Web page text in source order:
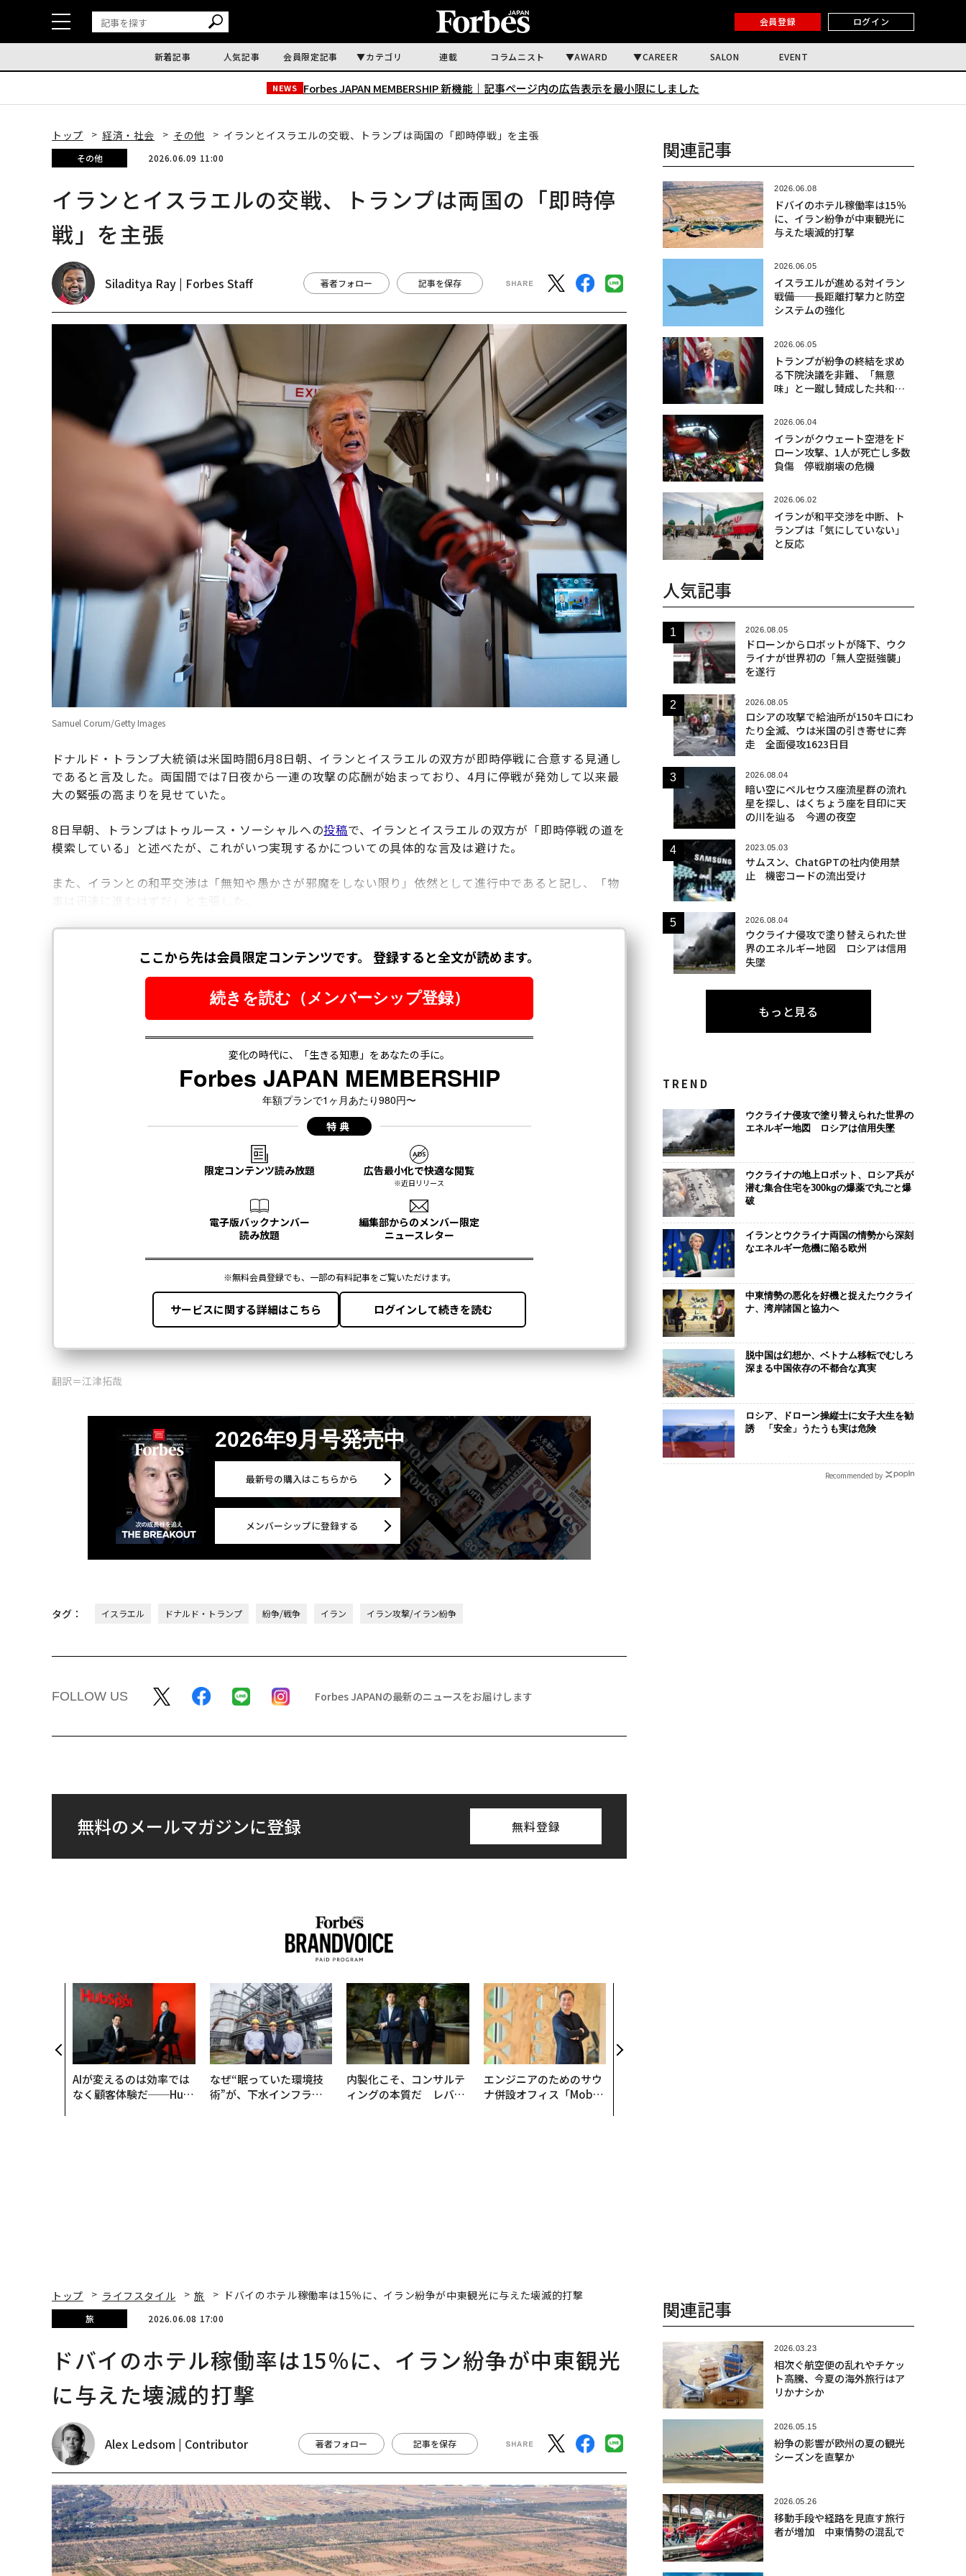
会員登録 ログイン
新着記事 人気記事 会員限定記事 カテゴリ 連載 コラムニスト AWARD CAREER SALON EVENT
NEWS Forbes JAPAN MEMBERSHIP 新機能｜ 記事ページ内の広告表示を最小限にしました
トップ 経済・社会 その他 イランとイスラエルの交戦、トランプは両国の「即時停戦」を主張
その他 2026.06.09 11:00
イランとイスラエルの交戦、トランプは両国の「即時停
戦」を主張
Siladitya Ray | Forbes Staff 著者フォロー 記事を保存
Samuel Corum/Getty Images
ドナルド・トランプ大統領は米国時間6月8日朝、イランとイスラエルの双方が即時停戦に合意する見通し
であると言及した。両国間では7日夜から一連の攻撃の応酬が始まっており、4月に停戦が発効して以来最
大の緊張の高まりを見せていた。
8日早朝、トランプはトゥルース・ソーシャルへの投稿で、イランとイスラエルの双方が「即時停戦の道を
模索している」と述べたが、これがいつ実現するかについての具体的な言及は避けた。
また、イランとの和平交渉は「無知や愚かさが邪魔をしない限り」依然として進行中であると記し、「物
翻訳＝江津拓哉
2026年9月号発売中
最新号の購入はこちらから
メンバーシップに登録する
タグ： イスラエル ドナルド・トランプ 紛争/戦争 イラン イラン攻撃/イラン紛争
FOLLOW US Forbes JAPANの最新のニュースをお届けします
無料のメールマガジンに登録 無料登録
AIが変えるのは効率では
なく顧客体験だ──Hub
なぜ“眠っていた環境技
術”が、下水インフラを
内製化こそ、コンサルテ
ィングの本質だ レバレ
エンジニアのためのサウ
ナ併設オフィス「Mobiu
関連記事
2026.06.08
ドバイのホテル稼働率は15％
に、イラン紛争が中東観光に
与えた壊滅的打撃
2026.06.05
イスラエルが進める対イラン
戦備──長距離打撃力と防空
システムの強化
2026.06.05
トランプが紛争の終結を求め
る下院決議を非難、「無意
味」と一蹴し賛成した共和党
2026.06.04
イランがクウェート空港をド
ローン攻撃、1人が死亡し多数
負傷 停戦崩壊の危機
2026.06.02
イランが和平交渉を中断、ト
ランプは「気にしていない」
と反応
人気記事
2026.08.05
ドローンからロボットが降下、ウク
ライナが世界初の「無人空挺強襲」
を遂行
2026.08.05
ロシアの攻撃で給油所が150キロにわ
たり全滅、ウは米国の引き寄せに奔
走 全面侵攻1623日目
2026.08.04
暗い空にペルセウス座流星群の流れ
星を探し、はくちょう座を目印に天
の川を辿る 今週の夜空
2023.05.03
サムスン、ChatGPTの社内使用禁
止 機密コードの流出受け
2026.08.04
ウクライナ侵攻で塗り替えられた世
界のエネルギー地図 ロシアは信用
失墜
もっと見る
TREND
ウクライナ侵攻で塗り替えられた世界の
エネルギー地図 ロシアは信用失墜
ウクライナの地上ロボット、ロシア兵が
潜む集合住宅を300kgの爆薬で丸ごと爆
破
イランとウクライナ両国の情勢から深刻
なエネルギー危機に陥る欧州
中東情勢の悪化を好機と捉えたウクライ
ナ、湾岸諸国と協力へ
脱中国は幻想か、ベトナム移転でむしろ
深まる中国依存の不都合な真実
ロシア、ドローン操縦士に女子大生を勧
誘 「安全」うたうも実は危険
Recommended by
トップ ライフスタイル 旅 ドバイのホテル稼働率は15％に、イラン紛争が中東観光に与えた壊滅的打撃
旅 2026.06.08 17:00
ドバイのホテル稼働率は15％に、イラン紛争が中東観光
に与えた壊滅的打撃
Alex Ledsom | Contributor 著者フォロー 記事を保存
関連記事
2026.03.23
相次ぐ航空便の乱れやチケッ
ト高騰、今夏の海外旅行はア
リかナシか
2026.05.15
紛争の影響が欧州の夏の観光
シーズンを直撃か
2026.05.26
移動手段や経路を見直す旅行
者が増加 中東情勢の混乱で